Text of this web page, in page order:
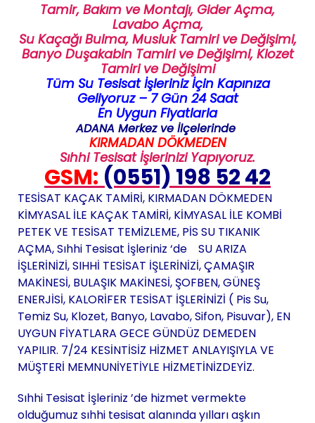
Tamir, Bakım ve Montajı, Gider Açma,
Lavabo Açma,
Su Kaçağı Bulma, Musluk Tamiri ve Değişimi,
Banyo Duşakabin Tamiri ve Değişimi, Klozet
Tamiri ve Değişimi
Tüm Su Tesisat İşleriniz İçin Kapınıza
Geliyoruz – 7 Gün 24 Saat
En Uygun Fiyatlarla
ADANA Merkez ve İlçelerinde
KIRMADAN DÖKMEDEN
Sıhhi Tesisat İşlerinizi Yapıyoruz.
GSM: (0551) 198 52 42
TESİSAT KAÇAK TAMİRİ, KIRMADAN DÖKMEDEN
KİMYASAL İLE KAÇAK TAMİRİ, KİMYASAL İLE KOMBİ
PETEK VE TESİSAT TEMİZLEME, PİS SU TIKANIK
AÇMA, Sıhhi Tesisat İşleriniz ‘de SU ARIZA
İŞLERİNİZİ, SIHHİ TESİSAT İŞLERİNİZİ, ÇAMAŞIR
MAKİNESİ, BULAŞIK MAKİNESİ, ŞOFBEN, GÜNEŞ
ENERJİSİ, KALORİFER TESİSAT İŞLERİNİZİ ( Pis Su,
Temiz Su, Klozet, Banyo, Lavabo, Sifon, Pisuvar), EN
UYGUN FİYATLARA GECE GÜNDÜZ DEMEDEN
YAPILIR. 7/24 KESİNTİSİZ HİZMET ANLAYIŞIYLA VE
MÜŞTERİ MEMNUNİYETİYLE HİZMETİNİZDEYİZ.
Sıhhi Tesisat İşleriniz ’de hizmet vermekte
olduğumuz sıhhi tesisat alanında yılları aşkın